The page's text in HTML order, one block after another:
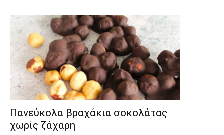
Πανεύκολα βραχάκια σοκολάτας
χωρίς ζάχαρη